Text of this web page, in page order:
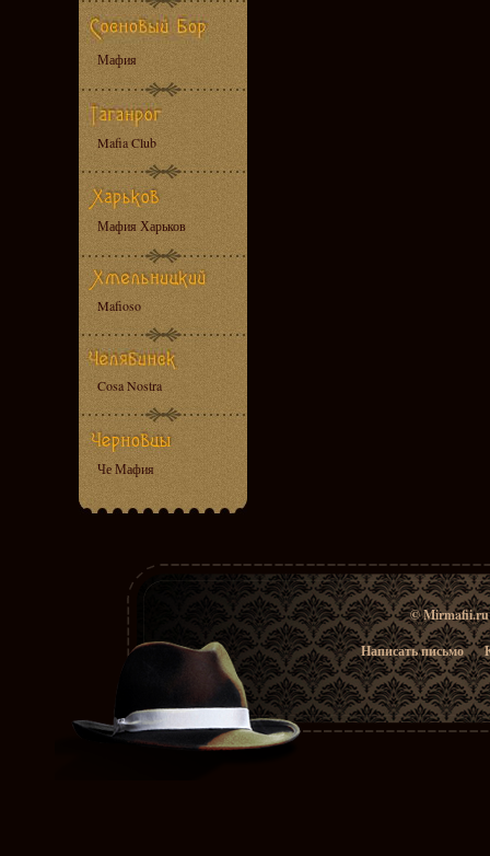
Мафия
Mafia Club
Мафия Харьков
Mafioso
Cosa Nostra
Че Мафия
© Mirmafii.ru
Написать письмо